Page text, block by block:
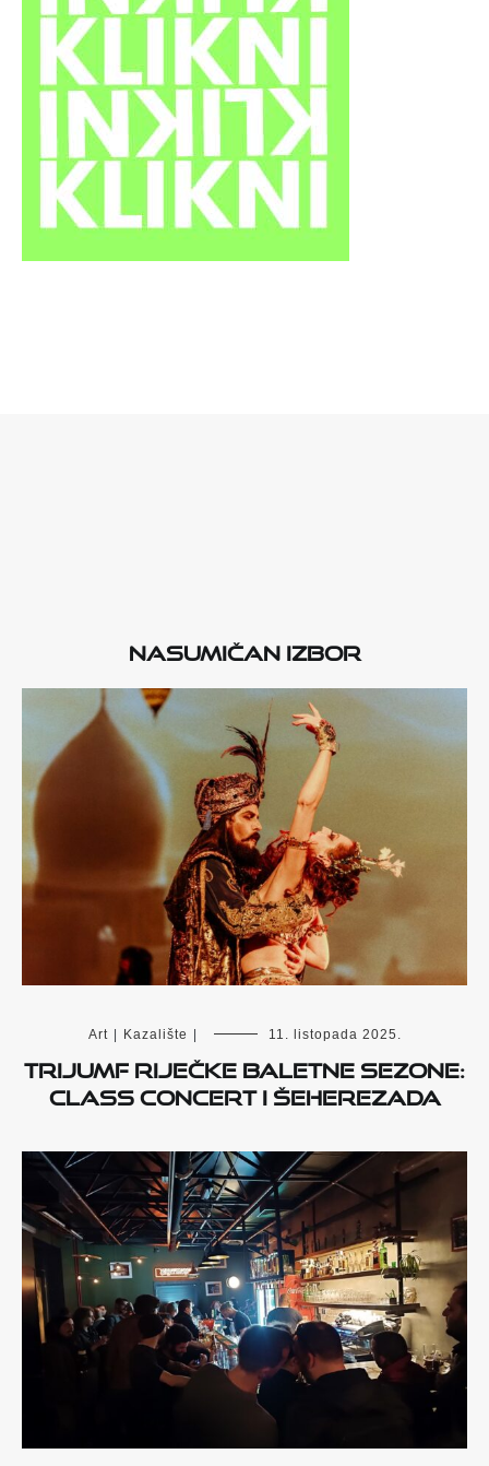
Nasumičan izbor
Art Kazalište 11. listopada 2025.
Trijumf riječke baletne sezone:
Class concert i Šeherezada